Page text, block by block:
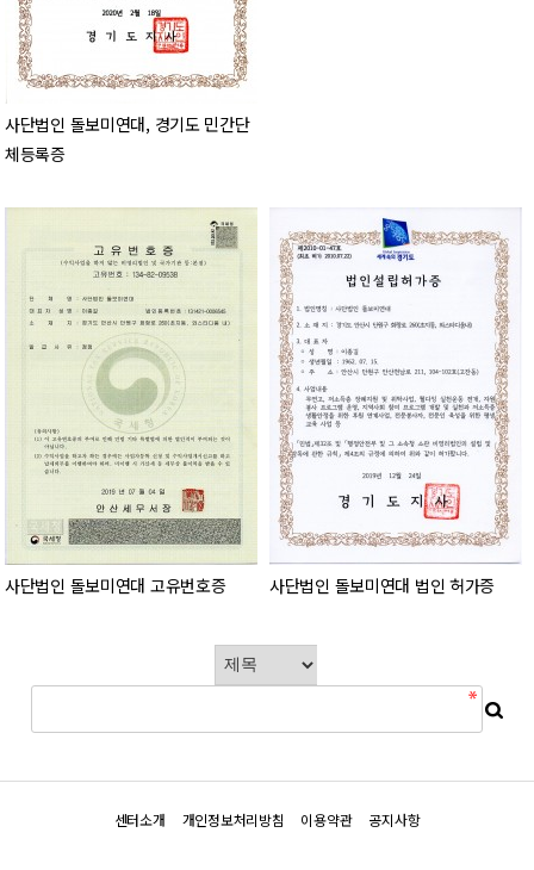
사단법인 돌보미연대, 경기도 민간단
체등록증
사단법인 돌보미연대 고유번호증 사단법인 돌보미연대 법인 허가증
센터소개 개인정보처리방침 이용약관 공지사항